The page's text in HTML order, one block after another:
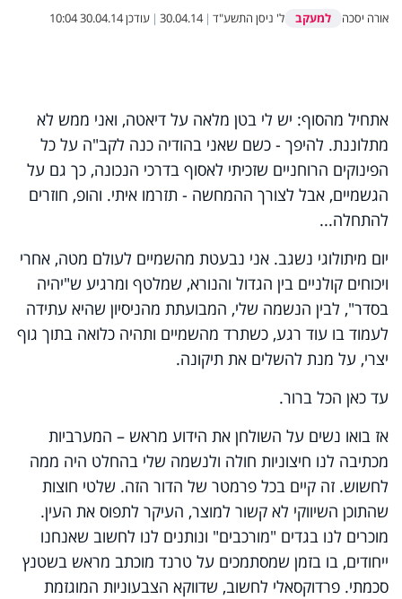
אורה יסכה למעקב ל' ניסן התשע"ד |
30.04.14
| עודכן30.04.14 10:04
אתחיל מהסוף: יש לי בטן מלאה על דיאטה, ואני ממש לא
מתלוננת. להיפך - כשם שאני בהודיה כנה לקב"ה על כל
הפינוקים הרוחניים שזכיתי לאסוף בדרכי הנכונה, כך גם על
הגשמיים, אבל לצורך ההמחשה - תזרמו איתי. והופ, חוזרים
להתחלה..
.
יום מיתולוגי נשגב. אני נבעטת מהשמיים לעולם מטה, אחרי
ויכוחים קולניים בין הגדול והנורא, שמלטף ומרגיע ש"יהיה
בסדר", לבין הנשמה שלי, המבועתת מהניסיון שהיא עתידה
לעמוד בו עוד רגע, כשתרד מהשמיים ותהיה כלואה בתוך גוף
יצרי, על מנת להשלים את תיקונה.
עד כאן הכל ברור.
אז בואו נשים על השולחן את הידוע מראש – המערביות
מכתיבה לנו חיצוניות חולה ולנשמה שלי בהחלט היה ממה
לחשוש. זה קיים בכל פרמטר של הדור הזה. שלטי חוצות
שהתוכן השיווקי לא קשור למוצר, העיקר לתפוס את העין.
מוכרים לנו בגדים "מורכבים" ונותנים לנו לחשוב שאנחנו
ייחודים, בו בזמן שמסתמכים על טרנד מוכתב מראש בשטנץ
סכמתי. פרדוקסאלי לחשוב, שדווקא הצבעוניות המוגזמת